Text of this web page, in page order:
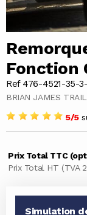
Fonction
Ref 476-4521-35-
BRIAN JAMES
5/5
Prix Total TTC
Prix Total HT (TVA
Simulation